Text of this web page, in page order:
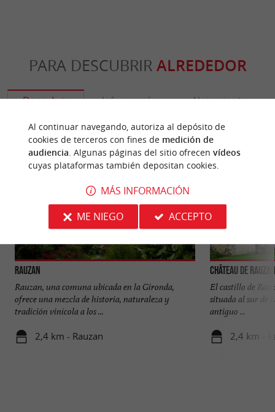
PARA DESCUBRIR ALREDEDOR
Descubrir Información Alojamiento
Rauzan
Rauzan, una comuna ubicada en la Gironda,
ofrece una mezcla de historia, naturaleza y
tradición vinícola a los ...
2,4 km - Rauzan
Château de Rauzan
El castillo de
situada al sur de
antiguo ...
2,4 km -
Al continuar navegando, autoriza al depósito de
cookies de terceros con fines de medición de
audiencia . Algunas páginas del sitio ofrecen vídeos
cuyas plataformas también depositan cookies.
MÁS INFORMACIÓN
ME NIEGO
ACCEPTO